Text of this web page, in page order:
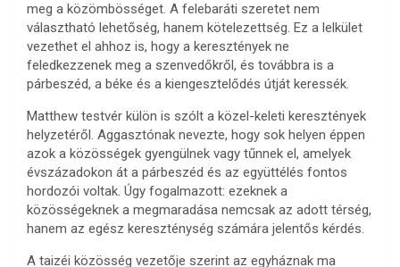
meg a közömbösséget. A felebaráti szeretet nem
választható lehetőség, hanem kötelezettség. Ez a lelkület
vezethet el ahhoz is, hogy a keresztények ne
feledkezzenek meg a szenvedőkről, és továbbra is a
párbeszéd, a béke és a kiengesztelődés útját keressék.
Matthew testvér külön is szólt a közel-keleti keresztények
helyzetéről. Aggasztónak nevezte, hogy sok helyen éppen
azok a közösségek gyengülnek vagy tűnnek el, amelyek
évszázadokon át a párbeszéd és az együttélés fontos
hordozói voltak. Úgy fogalmazott: ezeknek a
közösségeknek a megmaradása nemcsak az adott térség,
hanem az egész kereszténység számára jelentős kérdés.
A taizéi közösség vezetője szerint az egyháznak ma